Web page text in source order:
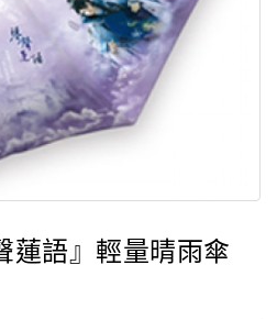
語』輕量晴雨傘